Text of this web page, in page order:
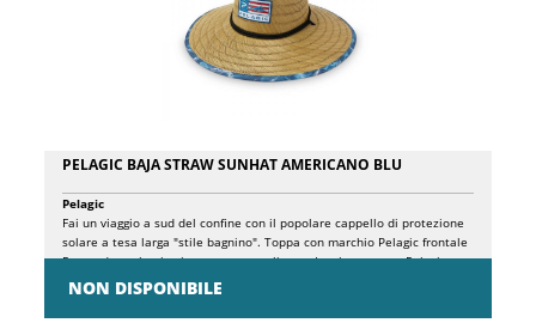
PELAGIC BAJA STRAW SUNHAT AMERICANO BLU
NON DISPONIBILE
Pelagic
Fai un viaggio a sud del confine con il popolare cappello di protezione
solare a tesa larga "stile bagnino". Toppa con marchio Pelagic frontale
Parasudore elastico interno personalizzato Iconica stampa Pelagic
Americamo sulla tesa inferiore Cinghia di serraggio regolabile Taglia
unica Materiale: 100% fibre naturali